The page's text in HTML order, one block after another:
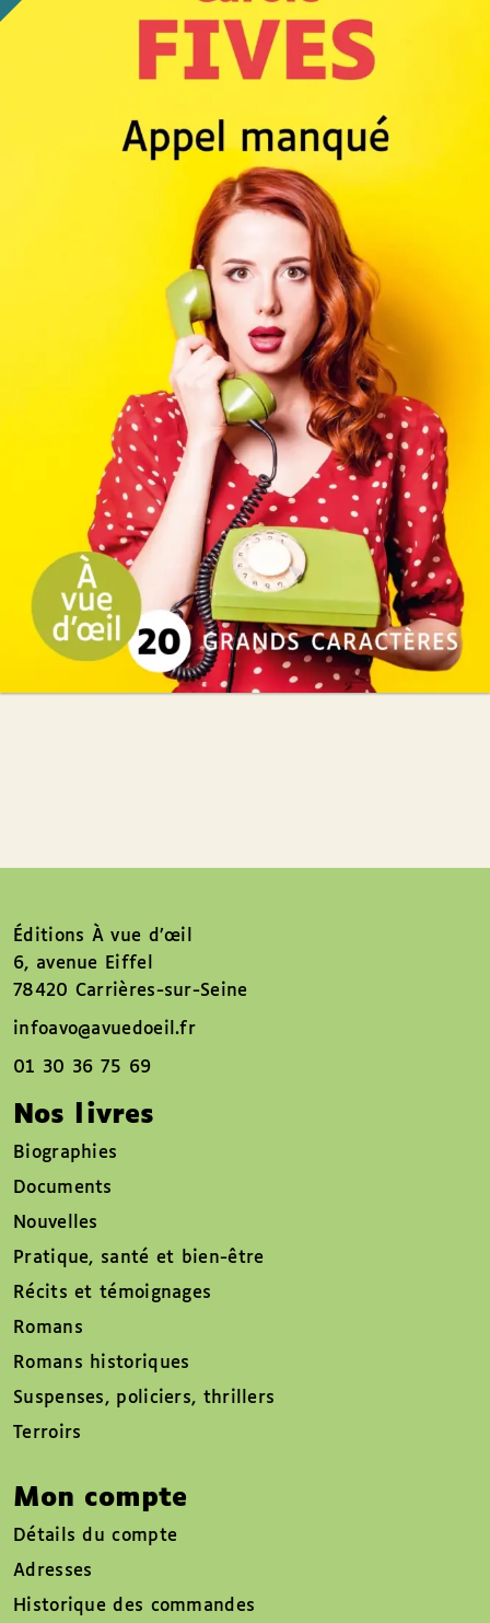
Appel manqué
Carole Fives
22€
Éditions À vue d’œil
6, avenue Eiffel
78420 Carrières-sur-Seine
infoavo@avuedoeil.fr
01 30 36 75 69
Nos livres
Biographies
Documents
Nouvelles
Pratique, santé et bien-être
Récits et témoignages
Romans
Romans historiques
Suspenses, policiers, thrillers
Terroirs
Mon compte
Détails du compte
Adresses
Historique des commandes